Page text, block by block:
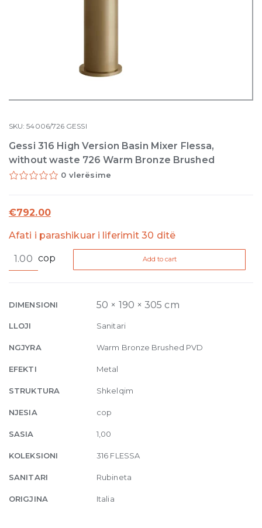
SKU:54006/726 GESSI
Gessi 316 High Version Basin Mixer Flessa,
without waste 726 Warm Bronze Brushed
0 vlerësime
€792.00
Afati i parashikuar i liferimit 30 ditë
316
Basin
Flessa,
without
726
Warm
Brushed
quantity
cop Add to cart
DIMENSIONI 50 × 190 × 305 cm
LLOJI Sanitari
NGJYRA Warm Bronze Brushed PVD
EFEKTI Metal
STRUKTURA Shkelqim
NJESIA cop
SASIA 1,00
KOLEKSIONI 316 FLESSA
SANITARI Rubineta
ORIGJINA Italia